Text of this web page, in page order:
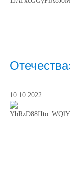
10.10.2022